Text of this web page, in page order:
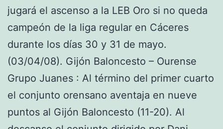
jugará el ascenso a la LEB Oro si no queda
campeón de la liga regular en Cáceres
durante los días 30 y 31 de mayo.
(03/04/08). Gijón Baloncesto – Ourense
Grupo Juanes : Al término del primer cuarto
el conjunto orensano aventaja en nueve
puntos al Gijón Baloncesto (11-20). Al